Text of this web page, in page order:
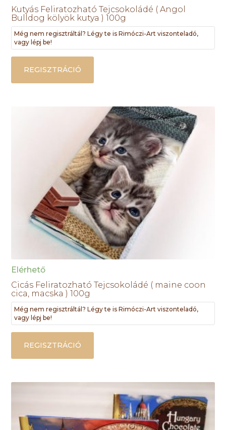
Kutyás Feliratozható Tejcsokoládé ( Angol
Bulldog kölyök kutya ) 100g
Még nem regisztráltál? Légy te is Rimóczi-Art viszonteladó,
vagy lépj be!
REGISZTRÁCIÓ
Elérhető
Cicás Feliratozható Tejcsokoládé ( maine coon
cica, macska ) 100g
Még nem regisztráltál? Légy te is Rimóczi-Art viszonteladó,
vagy lépj be!
REGISZTRÁCIÓ